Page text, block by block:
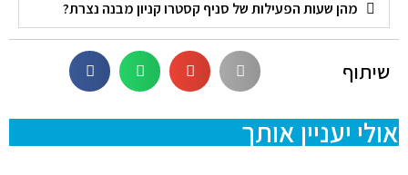
מהן שעות הפעילות של סניף קסטרו קניון מבנה נצרת?
שיתוף
אולי יעניין אותך